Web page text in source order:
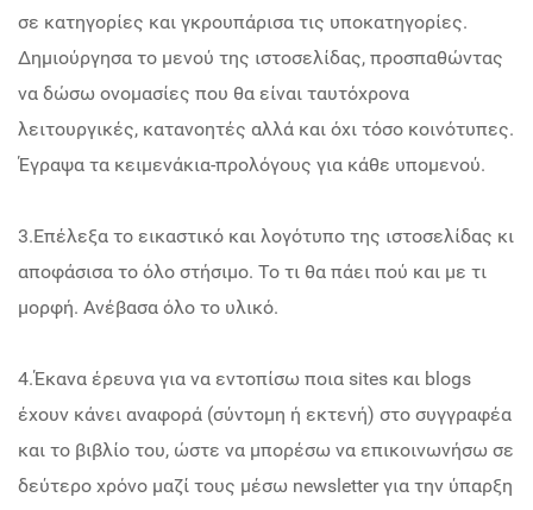
σε κατηγορίες και γκρουπάρισα τις υποκατηγορίες.
Δημιούργησα το μενού της ιστοσελίδας, προσπαθώντας
να δώσω ονομασίες που θα είναι ταυτόχρονα
λειτουργικές, κατανοητές αλλά και όχι τόσο κοινότυπες.
Έγραψα τα κειμενάκια-προλόγους για κάθε υπομενού.
3.Επέλεξα το εικαστικό και λογότυπο της ιστοσελίδας κι
αποφάσισα το όλο στήσιμο. Το τι θα πάει πού και με τι
μορφή. Ανέβασα όλο το υλικό.
4.Έκανα έρευνα για να εντοπίσω ποια sites και blogs
έχουν κάνει αναφορά (σύντομη ή εκτενή) στο συγγραφέα
και το βιβλίο του, ώστε να μπορέσω να επικοινωνήσω σε
δεύτερο χρόνο μαζί τους μέσω newsletter για την ύπαρξη